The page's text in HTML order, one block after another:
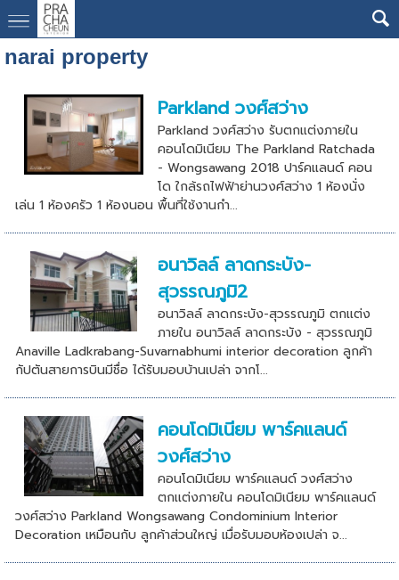
narai property
Parkland วงศ์สว่าง
Parkland วงศ์สว่าง รับตกแต่งภายใน
คอนโดมิเนียม The Parkland Ratchada
- Wongsawang 2018 ปาร์คแลนด์ คอน
โด ใกล้รถไฟฟ้าย่านวงศ์สว่าง 1 ห้องนั่ง
เล่น 1 ห้องครัว 1 ห้องนอน พื้นที่ใช้งานกำ...
อนาวิลล์ ลาดกระบัง-
สุวรรณภูมิ2
อนาวิลล์ ลาดกระบัง-สุวรรณภูมิ ตกเเต่ง
ภายใน อนาวิลล์ ลาดกระบัง - สุวรรณภูมิ
Anaville Ladkrabang-Suvarnabhumi interior decoration ลูกค้า
กัปตันสายการบินมีชื่อ ได้รับมอบบ้านเปล่า จากโ...
คอนโดมิเนียม พาร์คแลนด์
วงศ์สว่าง
คอนโดมิเนียม พาร์คแลนด์ วงศ์สว่าง
ตกเเต่งภายใน คอนโดมิเนียม พาร์คแลนด์
วงศ์สว่าง Parkland Wongsawang Condominium Interior
Decoration เหมือนกับ ลูกค้าส่วนใหญ่ เมื่อรับมอบห้องเปล่า จ...